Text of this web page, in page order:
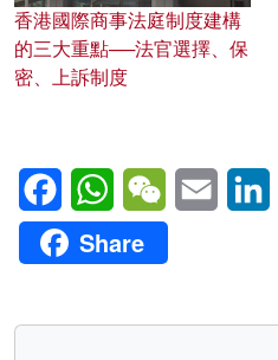
香港國際商事法庭制度建構
的三大重點──法官選擇、保
密、上訴制度
FacebookWhatsAppWeChatEmail
Share